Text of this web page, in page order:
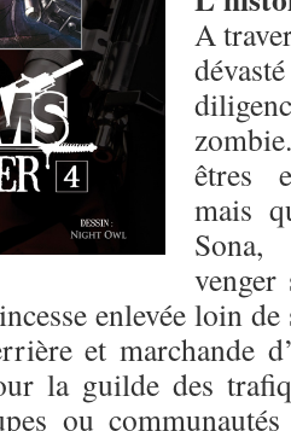
A
êtres
mais
venger
enlevée loin de
et marchande
la guilde des
ou